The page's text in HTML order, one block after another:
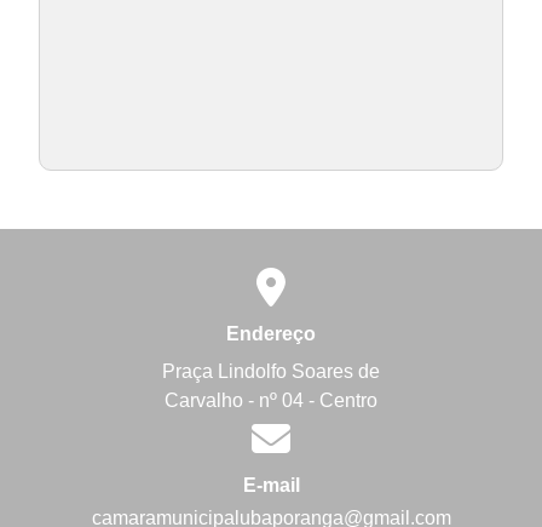
Endereço
Praça Lindolfo Soares de
Carvalho - nº 04 - Centro
E-mail
camaramunicipalubaporanga@gmail.com